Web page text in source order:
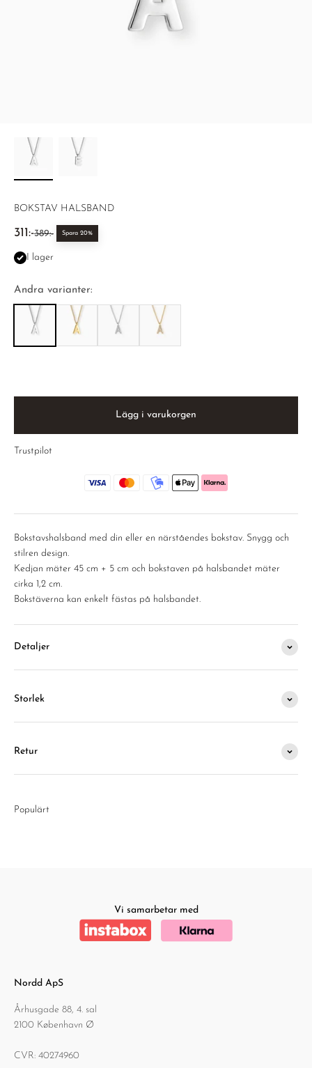
BOKSTAV HALSBAND
REA-pris
311:-Pris
389:- Spara 20%
I lager
Andra varianter:
Lägg i varukorgen
Trustpilot
Bokstavshalsband med din eller en närståendes bokstav. Snygg och
stilren design.
Kedjan mäter 45 cm + 5 cm och bokstaven på halsbandet mäter
cirka 1,2 cm.
Bokstäverna kan enkelt fästas på halsbandet.
Detaljer
Storlek
Retur
Populärt
Vi samarbetar med
Nordd ApS
Århusgade 88, 4. sal
2100 København Ø
CVR: 40274960